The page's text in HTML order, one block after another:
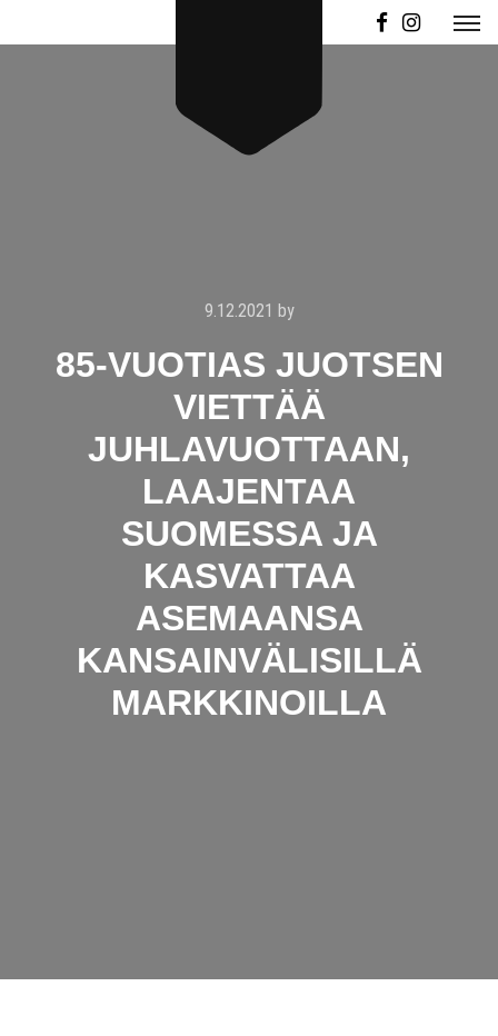
9.12.2021 by
85-VUOTIAS JUOTSEN
VIETTÄÄ
JUHLAVUOTTAAN,
LAAJENTAA
SUOMESSA JA
KASVATTAA
ASEMAANSA
KANSAINVÄLISILLÄ
MARKKINOILLA